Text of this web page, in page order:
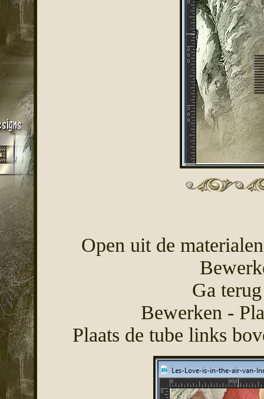
Open uit de
Ga
Bewerken -
Plaats de tube links